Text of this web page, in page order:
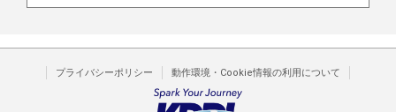
プライバシーポリシー 動作環境・Cookie情報の利用について